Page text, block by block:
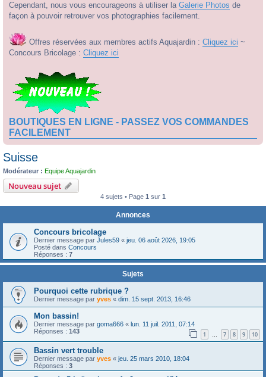
Cependant, nous vous encourageons à utiliser la Galerie Photos de
façon à pouvoir retrouver vos photographies facilement.
Offres réservées aux membres actifs Aquajardin : Cliquez ici ~
Concours Bricolage : Cliquez ici
BOUTIQUES EN LIGNE - PASSEZ VOS COMMANDES
FACILEMENT
Suisse
Modérateur : Equipe Aquajardin
Nouveau sujet
4 sujets • Page 1 sur 1
Annonces
Concours bricolage
Dernier message par Jules59 « jeu. 06 août 2026, 19:05
Posté dans Concours
Réponses : 7
Sujets
Pourquoi cette rubrique ?
Dernier message par yves « dim. 15 sept. 2013, 16:46
Mon bassin!
Dernier message par goma666 « lun. 11 juil. 2011, 07:14
Réponses : 143 1 7 8 9 10
Bassin vert trouble
Dernier message par yves « jeu. 25 mars 2010, 18:04
Réponses : 3